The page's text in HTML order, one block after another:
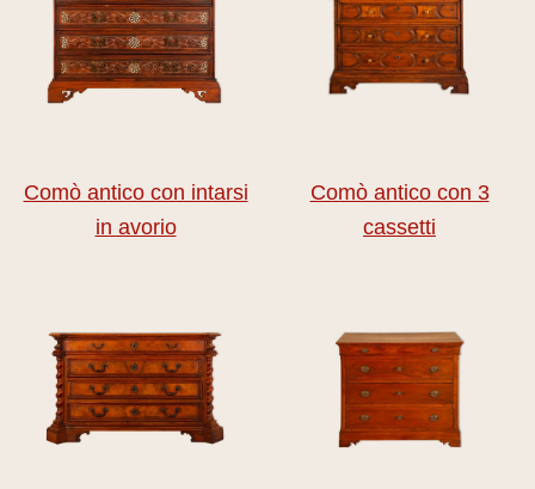
Comò antico con intarsi
in avorio
Comò antico con 3
cassetti